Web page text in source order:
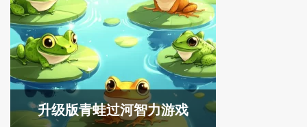
升级版青蛙过河智力游戏